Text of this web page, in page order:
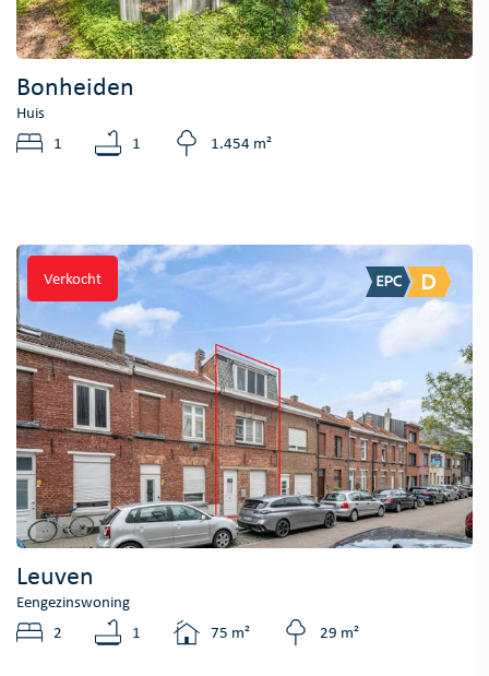
Bonheiden
Huis
1
1 1.454 m²
Verkocht
Leuven
Eengezinswoning
2
1 75 m² 29 m²